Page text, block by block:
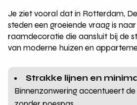
Je ziet vooral dat in Rotterdam,
steden een groeiende vraag is
raamdecoratie die aansluit bij de
van moderne huizen en
Strakke lijnen en
Binnenzonwering accentueert